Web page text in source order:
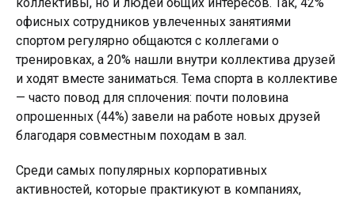
офисных сотрудников увлеченных занятиями
спортом регулярно общаются с коллегами о
тренировках, а 20% нашли внутри коллектива друзей
и ходят вместе заниматься. Тема спорта в коллективе
— часто повод для сплочения: почти половина
опрошенных (44%) завели на работе новых друзей
благодаря совместным походам в зал.
Среди самых популярных корпоративных
активностей, которые практикуют в компаниях,